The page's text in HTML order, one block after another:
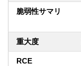
脆弱性サマリ
重大度
RCE